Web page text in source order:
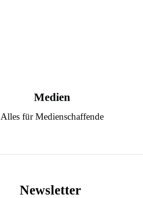
Medien
Alles für Medienschaffende
Newsletter